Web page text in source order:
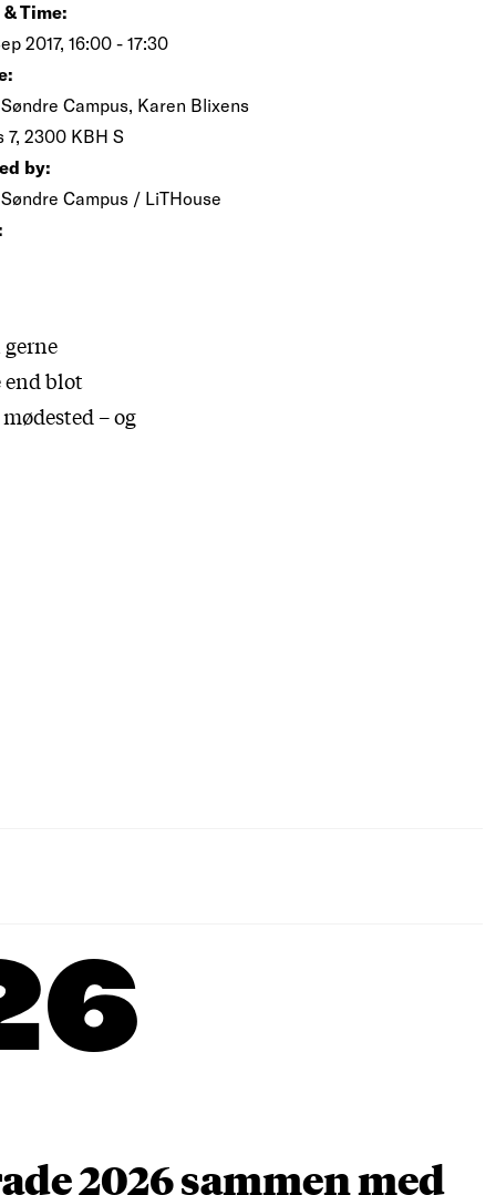
Time:
2017, 16:00 - 17:30
Campus, Karen Blixens
7, 2300 KBH S
by:
Campus / LiTHouse
end blot
– og
2026 sammen med